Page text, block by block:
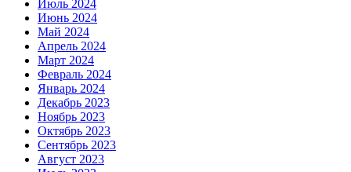
Июль 2024
Июнь 2024
Май 2024
Апрель 2024
Март 2024
Февраль 2024
Январь 2024
Декабрь 2023
Ноябрь 2023
Октябрь 2023
Сентябрь 2023
Август 2023